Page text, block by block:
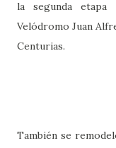
la segunda
Velódromo Juan
Centurias.
También se